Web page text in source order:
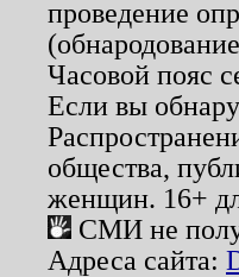
проведение
Часовой пояс
Если вы
общества,
женщин. 16+
СМИ не
Адреса сайта: